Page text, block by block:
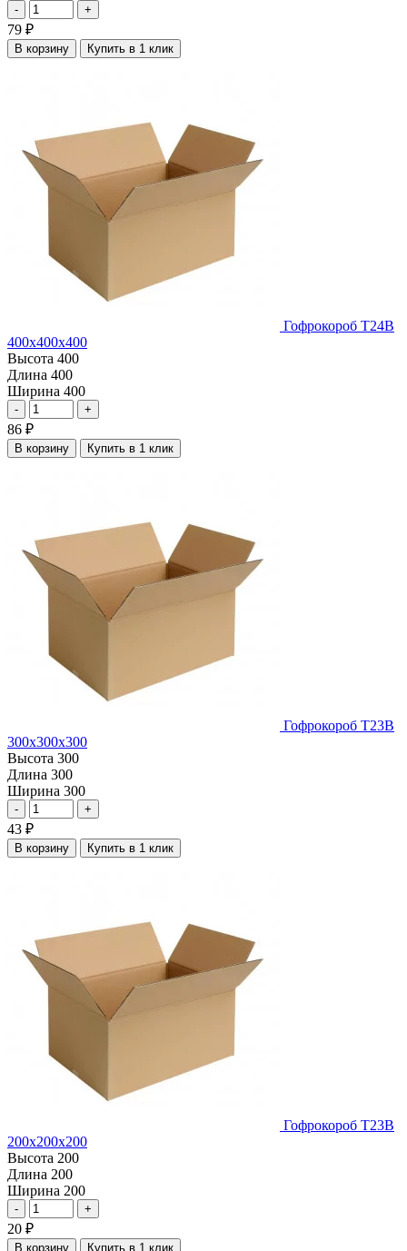
- +
79 ₽
В корзину Купить в 1 клик
Гофрокороб Т24В
400х400х400
Высота 400
Длина 400
Ширина 400
- +
86 ₽
В корзину Купить в 1 клик
Гофрокороб Т23В
300х300х300
Высота 300
Длина 300
Ширина 300
- +
43 ₽
В корзину Купить в 1 клик
Гофрокороб Т23В
200х200х200
Высота 200
Длина 200
Ширина 200
- +
20 ₽
В корзину Купить в 1 клик